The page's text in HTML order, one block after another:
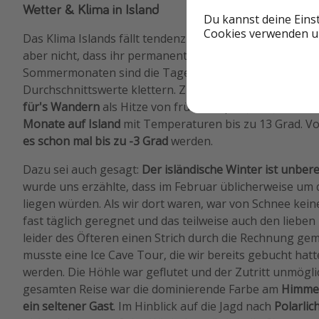
Wetter & Klima in Island
Das Klima Islands fällt tendenziell eher in die Kategorie
aber nicht, dass ihr permanent mit Frostbeulen rechnen
Sommermonaten sind die Tage lang und können auch
Durchschnittswerte klettern. Zudem eignen sich diese
für's Wandern als Hitze von früh bis spät.
Monate auf Island mit Temperaturen bis zu 13 Grad.
es schon mal bis zu -3 Gradwerden.
Dazu sei auch gesagt: Der isländische Winter ist
wurde uns erzählte, dass im Februar üblicherweise um
liegen würden. Als wir dort waren, war von Schnee
fast täglich geregnet und das teilweise auch den
leider des Öfteren einen Strich durch die Rechnung
musste eine Ice Cave Tour, die wir bereits gebucht
werden. Die Höhle war geflutet und der Zutritt
gesamten Reise war die dominierende Farbe am
ein seltener Gast. Im Hinblick auf die Jagd nach
Du kannst deine
Cookies verwenden